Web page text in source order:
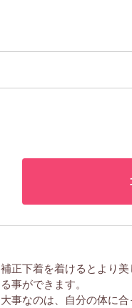
補正下着を着けるとより
る事ができます。
大事なのは、自分の体に